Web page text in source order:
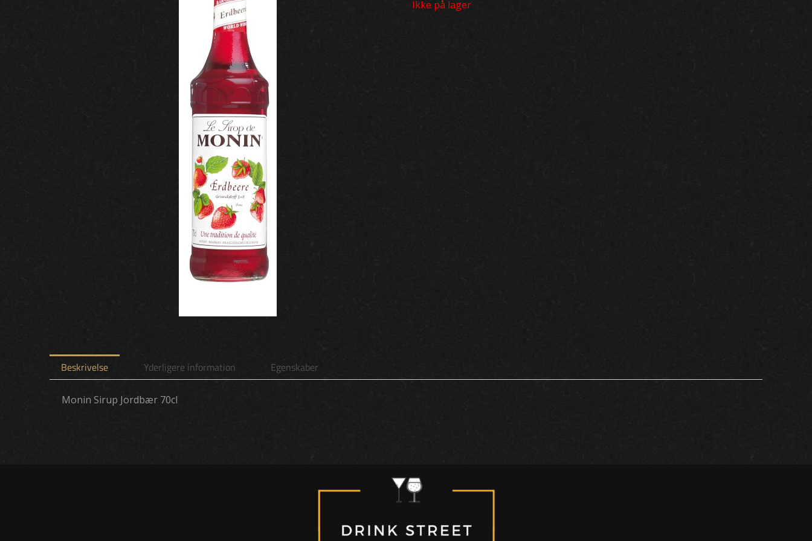
Ikke på lager
Beskrivelse Yderligere information Egenskaber
Monin Sirup Jordbær 70cl